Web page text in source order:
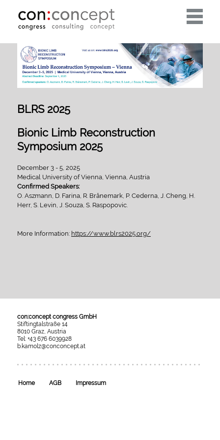
Toggle
BLRS 2025
Bionic Limb Reconstruction
Symposium 2025
December 3 - 5, 2025
Medical University of Vienna, Vienna, Austria
Confirmed Speakers:
O. Aszmann, D. Farina, R. Brånemark, P. Cederna, J. Cheng, H.
Herr, S. Levin, J. Souza, S. Raspopovic.
More Information: https://www.blrs2025.org/
con:concept congress GmbH
Stiftingtalstraße 14
8010 Graz, Austria
Tel: +43 676 6039928
b.kamolz@conconcept.at
esraSoft
esraCMS
Home AGB Impressum